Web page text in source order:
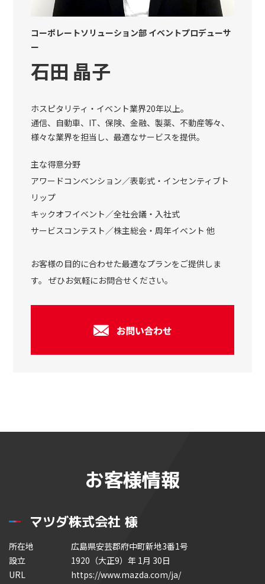
コーポレートソリューション部 イベントプロデューサ
ー
石田 晶子
ホスピタリティ・イベント業界20年以上。
通信、自動車、IT、保険、金融、製薬、不動産等々、
様々な業界を担当し、最適なサービスを提供。
主な得意分野
アワードコンベンション／表彰式・インセンティブト
リップ
キックオフイベント／全社会議・入社式
サービスコンテスト／株主総会・周年イベント 他
お客様の目的に合わせた最適なプランをご提供しま
す。 ぜひお気軽にお問合せください。
お客様情報
マツダ株式会社 様
所在地
広島県安芸郡府中町新地3番1号
設立
1920（大正9）年 1月 30日
URL
https://www.mazda.com/ja/